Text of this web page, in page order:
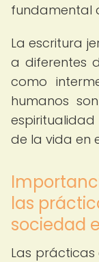
fundamental
La escritura
a diferentes
como
humanos
de la vida en
las
sociedad
Las prácticas